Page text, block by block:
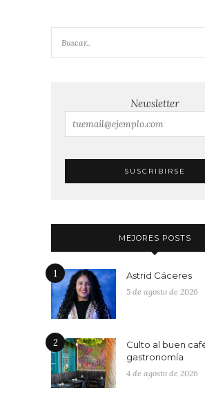
Newsletter
MEJORES POSTS
1 Astrid Cáceres
5 de agosto de 2026
2
Culto al buen
gastronomía
4 de agosto de 2026